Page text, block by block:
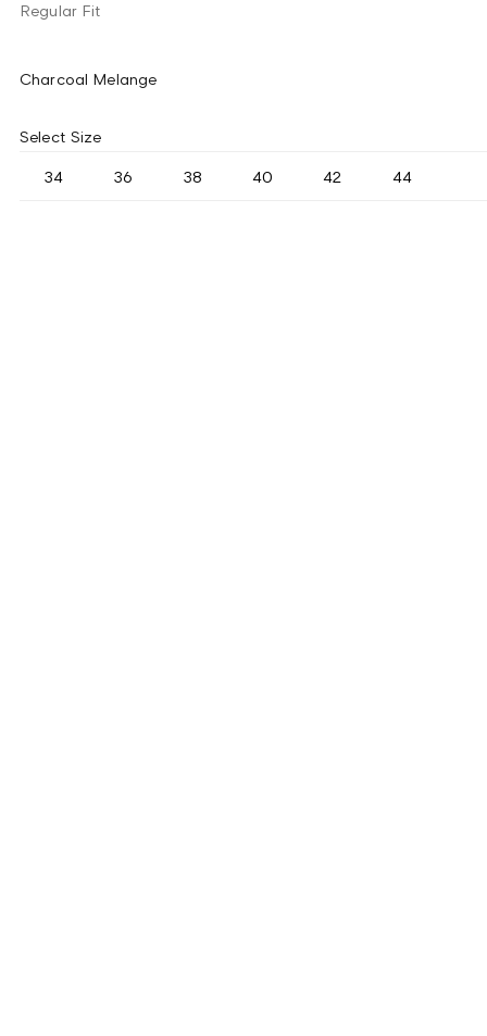
Regular Fit
Charcoal Melange
Select Size
34 36 38 40 42 44